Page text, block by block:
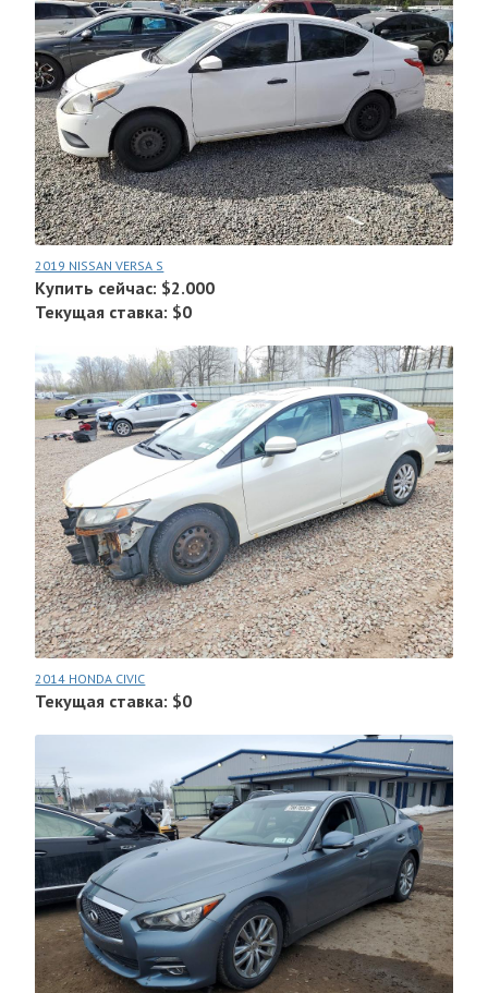
2019 NISSAN VERSA S
Купить сейчас: $2.000
Текущая ставка: $0
2014 HONDA CIVIC
Текущая ставка: $0